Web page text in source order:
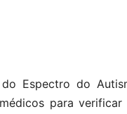
Espectro do
para